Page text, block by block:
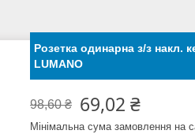
Розетка одинарна з/з накл.
LUMANO
98,60 ₴ 69,02 ₴
Мінімальна сума замовлення на